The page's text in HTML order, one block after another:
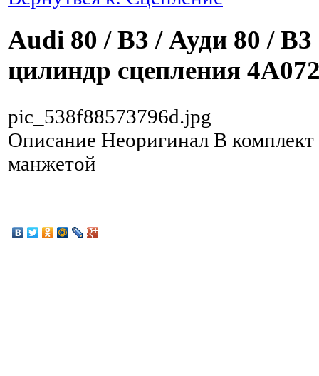
Audi 80 / B3 / Ауди 80 /
цилиндр сцепления
pic_538f88573796d.jpg
Описание Неоригинал В
манжетой